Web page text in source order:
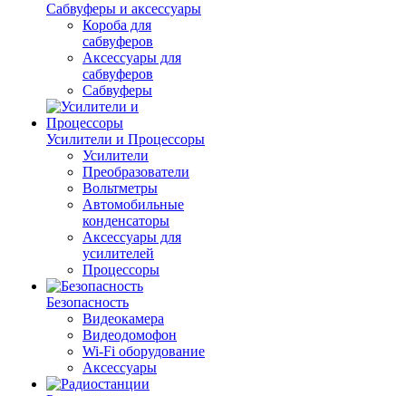
Сабвуферы и аксессуары
Короба для
сабвуферов
Аксессуары для
сабвуферов
Сабвуферы
Усилители и Процессоры
Усилители
Преобразователи
Вольтметры
Автомобильные
конденсаторы
Аксессуары для
усилителей
Процессоры
Безопасность
Видеокамера
Видеодомофон
Wi-Fi оборудование
Аксессуары